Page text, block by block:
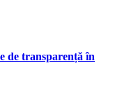
de transparență în